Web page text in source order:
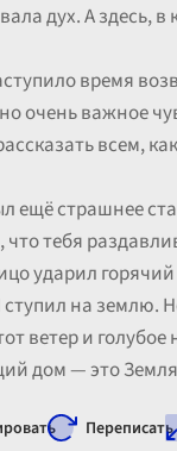
дух. А здесь,
время
очень важное
всем,
ещё страшнее
что тебя
ударил
на землю.
ветер и
дом — это
Переписать